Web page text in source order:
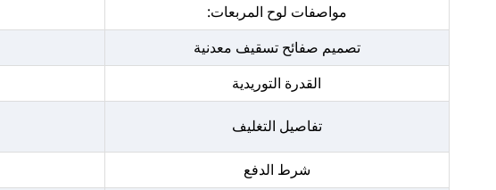
مواصفات لوح المربعات:
تصميم صفائح تسقيف معدنية
القدرة التوريدية
تفاصيل التغليف
شرط الدفع